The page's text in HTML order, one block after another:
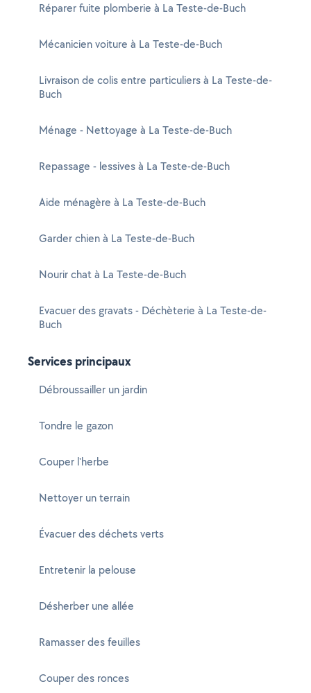
Réparer fuite plomberie à La Teste-de-Buch
Mécanicien voiture à La Teste-de-Buch
Livraison de colis entre particuliers à La Teste-de-
Buch
Ménage - Nettoyage à La Teste-de-Buch
Repassage - lessives à La Teste-de-Buch
Aide ménagère à La Teste-de-Buch
Garder chien à La Teste-de-Buch
Nourir chat à La Teste-de-Buch
Evacuer des gravats - Déchèterie à La Teste-de-
Buch
Services principaux
Débroussailler un jardin
Tondre le gazon
Couper l'herbe
Nettoyer un terrain
Évacuer des déchets verts
Entretenir la pelouse
Désherber une allée
Ramasser des feuilles
Couper des ronces